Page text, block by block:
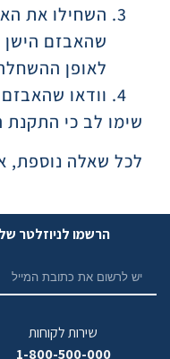
השחילו את
שהאבזם הישן
לאופן
וודאו
שימו לב כי
לכל שאלה נוספת,
הרשמו לניוזלטר
שירות לקוחות
1-800-500-000